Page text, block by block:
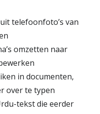
telefoonfoto’s van
omzetten naar
in documenten,
over te typen
tekst die eerder